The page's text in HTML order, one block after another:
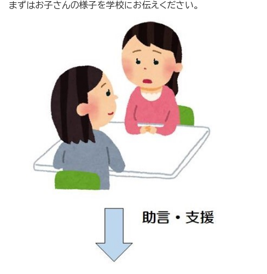
まずはお子さんの様子を学校にお伝えください。